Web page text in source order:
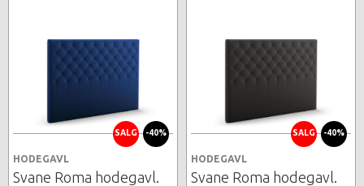
SALG -40%
HODEGAVL
Svane Roma hodegavl.
SALG -40%
HODEGAVL
Svane Roma hodegavl.